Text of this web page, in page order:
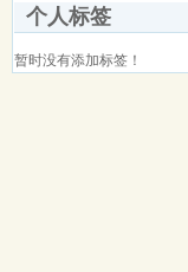
个人标签
暂时没有添加标签！